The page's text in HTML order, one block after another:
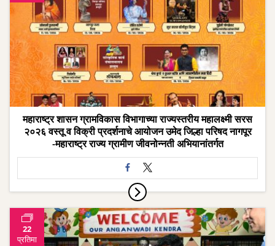
महाराष्ट्र शासन ग्रामविकास विभागाच्या राज्यस्तरीय महालक्ष्मी सरस
२०२६ वस्तू व विक्री प्रदर्शनाचे आयोजन उमेद जिल्हा परिषद नागपूर
-महाराष्ट्र राज्य ग्रामीण जीवनोन्नती अभियानांतर्गत
22
प्रतिमा